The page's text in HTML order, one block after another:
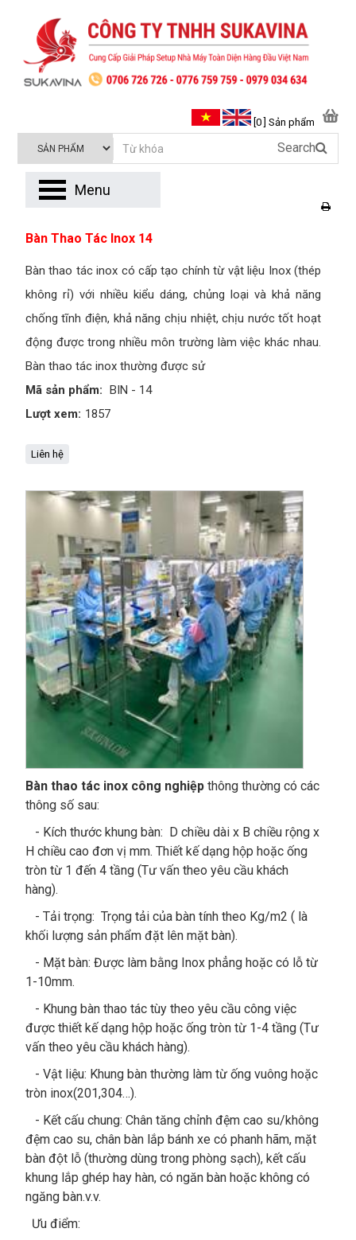
Bàn Thao Tác Inox 14
Bàn thao tác inox có cấp tạo chính từ vật liệu Inox (thép
không rỉ) với nhiều kiểu dáng, chủng loại và khả năng
chống tĩnh điện, khả năng chịu nhiệt, chịu nước tốt hoạt
động được trong nhiều môn trường làm việc khác nhau.
Bàn thao tác inox thường được sử
Mã sản phẩm: BIN - 14
Lượt xem: 1857
Liên hệ
Bàn thao tác inox công nghiệpthông thường có các
thông số sau:
- Kích thước khung bàn: D chiều dài x B chiều rộng x
H chiều cao đơn vị mm. Thiết kế dạng hộp hoặc ống
tròn từ 1 đến 4 tầng (Tư vấn theo yêu cầu khách
hàng).
- Tải trọng: Trọng tải của bàn tính theo Kg/m2 ( là
khối lượng sản phẩm đặt lên mặt bàn).
- Mặt bàn: Được làm bằng Inox phẳng hoặc có lỗ từ
1-10mm.
- Khung bàn thao tác tùy theo yêu cầu công việc
được thiết kế dạng hộp hoặc ống tròn từ 1-4 tầng (Tư
vấn theo yêu cầu khách hàng).
- Vật liệu: Khung bàn thường làm từ ống vuông hoặc
tròn inox(201,304…).
- Kết cấu chung: Chân tăng chỉnh đệm cao su/không
đệm cao su, chân bàn lắp bánh xe có phanh hãm, mặt
bàn đột lỗ (thường dùng trong phòng sạch), kết cấu
khung lắp ghép hay hàn, có ngăn bàn hoặc không có
ngăng bàn.v.v.
Ưu điểm:
[0 ] Sản phẩm
Search
Menu